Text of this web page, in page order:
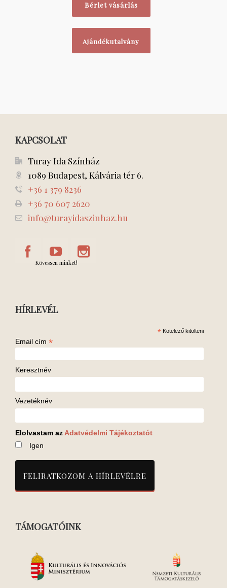
Bérlet vásárlás
Ajándékutalvány
KAPCSOLAT
Turay Ida Színház
1089 Budapest, Kálvária tér 6.
+36 1 379 8236
+36 70 607 2620
info@turayidaszinhaz.hu
Kövessen minket!
HÍRLEVÉL
* Kötelező kitölteni
Email cím *
Keresztnév
Vezetéknév
Elolvastam az Adatvédelmi Tájékoztatót
Igen
TÁMOGATÓINK